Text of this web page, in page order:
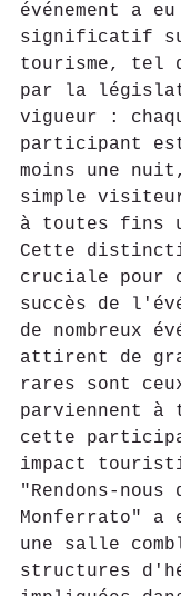
événement a
significatif
tourisme, tel
par la
vigueur :
participant
moins une
simple
à toutes fins
Cette
cruciale pour
succès de
de nombreux
attirent de
rares sont
parviennent à
cette
impact
"Rendons-nous
Monferrato" a
une salle
structures